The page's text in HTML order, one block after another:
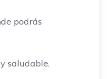
podrás
saludable,